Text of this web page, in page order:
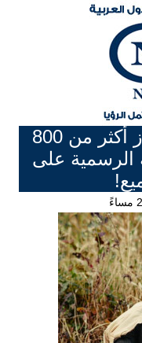
#حمادة_نشواتي … يجتاز أكثر من 800
الرسمية على